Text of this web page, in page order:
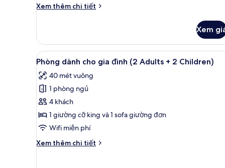
Xem thêm chi tiết
Chi
Phòng
Premium,
quang
kênh
(Grand)
Xem
Xem
tất
cả
ảnh
Phòng
dành
cho
đình
Minibar, két bảo mật tại
5
Phòng dành cho gia đình (2 Adults + 2 Children)
40 mét vuông
1 phòng ngủ
4 khách
1 giường cỡ king và 1 sofa giường đơn
Wifi miễn phí
Xem thêm chi tiết
Chi